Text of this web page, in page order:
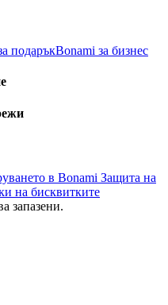
подаръкBonami за бизнес
в Bonami Защита на
на бисквитките
запазени.